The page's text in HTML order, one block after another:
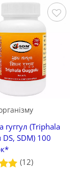
Зберегти
гуггул (Triphala
DS, SDM) 100
(12)